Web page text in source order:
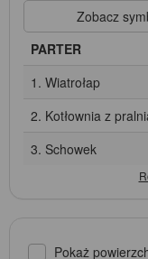
Zobacz
PARTER
1. Wiatrołap
2. Kotłownia z
3. Schowek
Pokaż